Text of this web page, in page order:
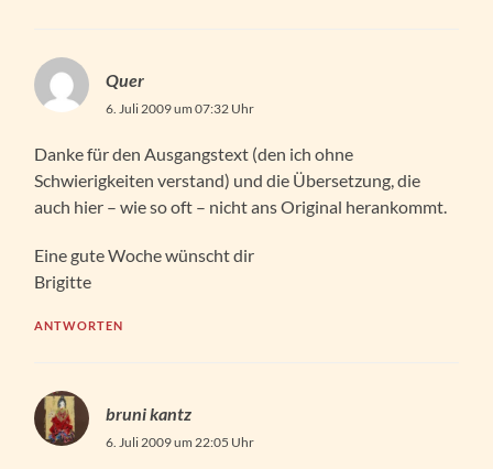
Quer
6. Juli 2009 um 07:32 Uhr
Danke für den Ausgangstext (den ich ohne
Schwierigkeiten verstand) und die Übersetzung, die
auch hier – wie so oft – nicht ans Original herankommt.
Eine gute Woche wünscht dir
Brigitte
ANTWORTEN
bruni kantz
6. Juli 2009 um 22:05 Uhr